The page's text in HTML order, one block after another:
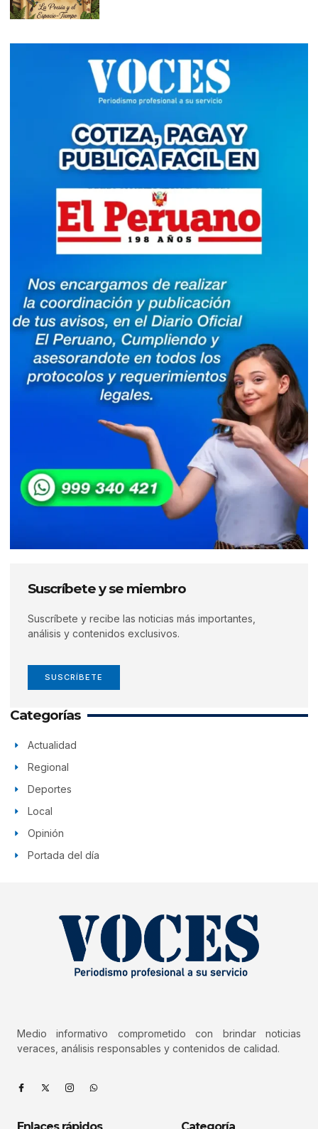
Suscríbete y se miembro
Suscríbete y recibe las noticias más importantes,
análisis y contenidos exclusivos.
SUSCRÍBETE
Categorías
Actualidad
Regional
Deportes
Local
Opinión
Portada del día
Medio informativo comprometido con brindar noticias
veraces, análisis responsables y contenidos de calidad.
Enlaces rápidos Categoría